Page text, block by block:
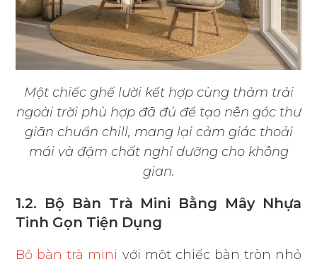
Một chiếc ghế lười kết hợp cùng thảm trải
ngoài trời phù hợp đã đủ để tạo nên góc thư
giãn chuẩn chill, mang lại cảm giác thoải
mái và đậm chất nghỉ dưỡng cho không
gian.
1.2. Bộ Bàn Trà Mini Bằng Mây Nhựa
Tinh Gọn Tiện Dụng
Bộ bàn trà mini với một chiếc bàn tròn nhỏ